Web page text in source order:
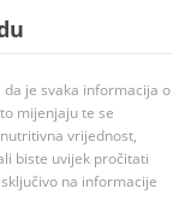
je svaka informacija o
mijenjaju te se
vrijednost,
biste uvijek pročitati
na informacije